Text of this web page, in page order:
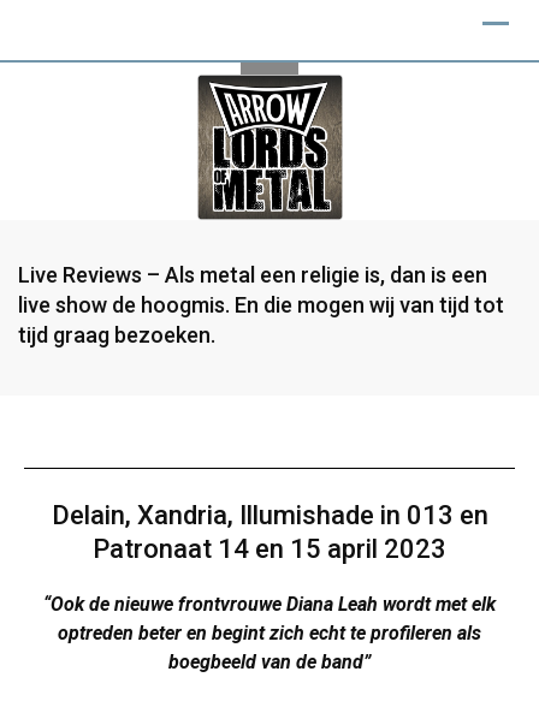
Live Reviews – Als metal een religie is, dan is een
live show de hoogmis. En die mogen wij van tijd tot
tijd graag bezoeken.
Delain, Xandria, Illumishade in 013 en
Patronaat 14 en 15 april 2023
“Ook de nieuwe frontvrouwe Diana Leah wordt met elk
optreden beter en begint zich echt te profileren als
boegbeeld van de band”